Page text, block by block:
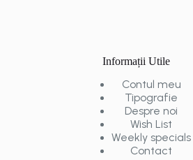
Informații Utile
Contul meu
Tipografie
Despre noi
Wish List
Weekly specials
Contact